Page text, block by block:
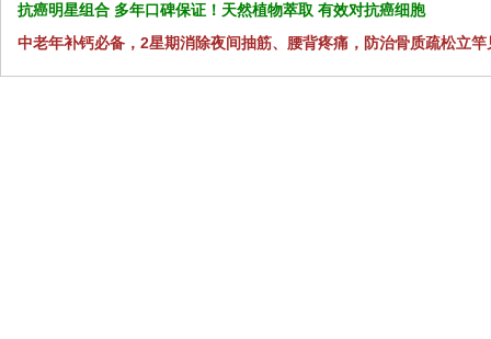
抗癌明星组合 多年口碑保证！天然植物萃取 有效对抗癌细胞
中老年补钙必备，2星期消除夜间抽筋、腰背疼痛，防治骨质疏松立竿